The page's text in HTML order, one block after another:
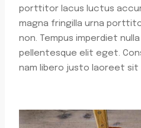
porttitor lacus luctus
magna fringilla urna
non. Tempus imperdiet
pellentesque elit eget.
nam libero justo laoreet sit